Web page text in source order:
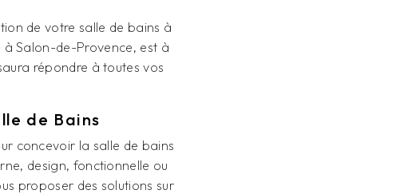
de votre salle de bains à
à Salon-de-Provence, est à
répondre à toutes vos
de Bains
concevoir la salle de bains
design, fonctionnelle ou
proposer des solutions sur